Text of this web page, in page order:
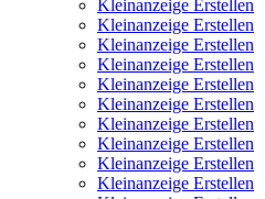
Kleinanzeige Erstellen
Kleinanzeige Erstellen
Kleinanzeige Erstellen
Kleinanzeige Erstellen
Kleinanzeige Erstellen
Kleinanzeige Erstellen
Kleinanzeige Erstellen
Kleinanzeige Erstellen
Kleinanzeige Erstellen
Kleinanzeige Erstellen